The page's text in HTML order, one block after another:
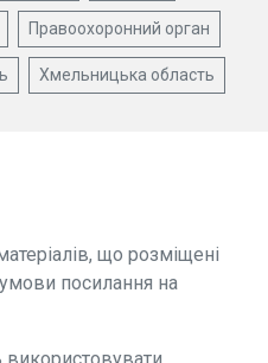
Правоохоронний орган
Хмельницька область
що розміщені
умови посилання на